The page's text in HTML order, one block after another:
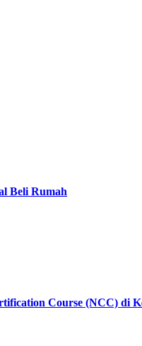
Beli Rumah
Course (NCC) di